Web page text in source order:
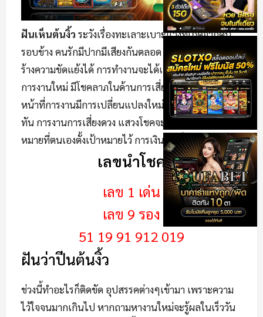
ฝันเห็นต้นงิ้ว ระวังเรื่องทะเลาะเบาะแว้งที่เกิดจากคน
รอบข้าง คนรักมีปากมีเสียงกันตลอด ระวังคนรู้จักเข้ามาส
ร้างความขัดแย้งได้ การทำงานจะได้เลื่อนตำแหน่งหน้าที่
การงานใหม่ มีโชคลาภในด้านการเสี่ยงดวง แสวงโชค
หน้าที่การงานมีการเปลี่ยนแปลงใหม่ๆ เตรียมรับมือให้
ทัน การงานการเสี่ยงดวง แสวงโชคจะเป็นไปตามเป้า
หมายที่ตนเองตั้งเป้าหมายไว้ การเงินราบรื่นดีไม่มีปัญหา
เลขนำโชค
เลข 1 เด่น
เลข 9 รอง
51 19 91 912 019
ฝันว่าปีนต้นงิ้ว
ช่วงนี้ทำอะไรก็ติดขัด อุปสรรคต่างๆเข้ามา เพราะความ
ไว้ใจจนมากเกินไป หากถามหางานใหม่จะรู้ผลในเร็ววัน